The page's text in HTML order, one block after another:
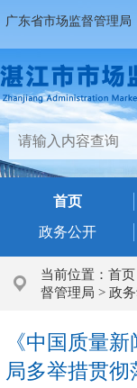
广东省市场监督管理局
首页
政务公开
当前位置： 首页
督管理局 > 政
《中国质量
局多举措贯